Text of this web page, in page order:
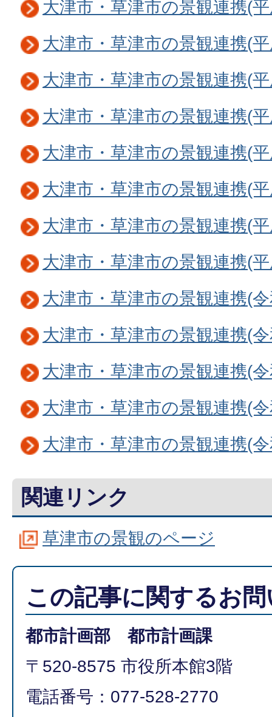
大津市・草津市の景観連携(
大津市・草津市の景観連携(
大津市・草津市の景観連携(
大津市・草津市の景観連携(
大津市・草津市の景観連携(
大津市・草津市の景観連携(
大津市・草津市の景観連携(
大津市・草津市の景観連携(
大津市・草津市の景観連携(
大津市・草津市の景観連携(
大津市・草津市の景観連携(
大津市・草津市の景観連携(
大津市・草津市の景観連携(
関連リンク
草津市の景観のページ
この記事に関するお
都市計画部 都市計画課
〒520-8575 市役所本館3階
電話番号：077-528-2770